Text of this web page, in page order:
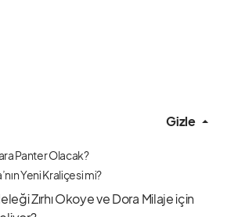
Gizle
Panter Olacak?
Yeni Kraliçesi mi?
Zırhı Okoye ve Dora Milaje için